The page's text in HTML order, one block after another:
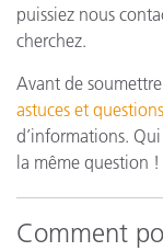
puissiez nous
cherchez.
Avant de
astuces et
d’informations.
la même question !
Comment